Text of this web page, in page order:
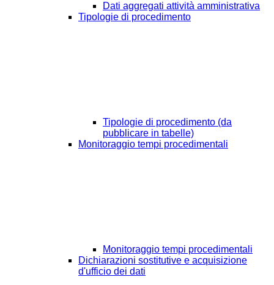
Dati aggregati attività amministrativa
Tipologie di procedimento
Tipologie di procedimento (da
pubblicare in tabelle)
Monitoraggio tempi procedimentali
Monitoraggio tempi procedimentali
Dichiarazioni sostitutive e acquisizione
d'ufficio dei dati